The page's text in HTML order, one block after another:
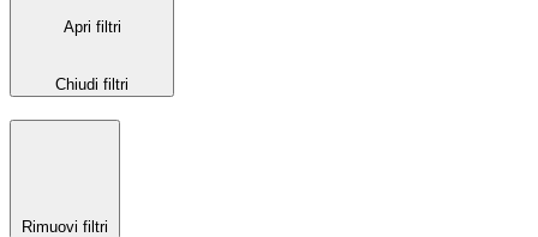
Apri filtri
Chiudi filtri
Rimuovi filtri